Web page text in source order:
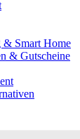
& Smart Home
& Gutscheine